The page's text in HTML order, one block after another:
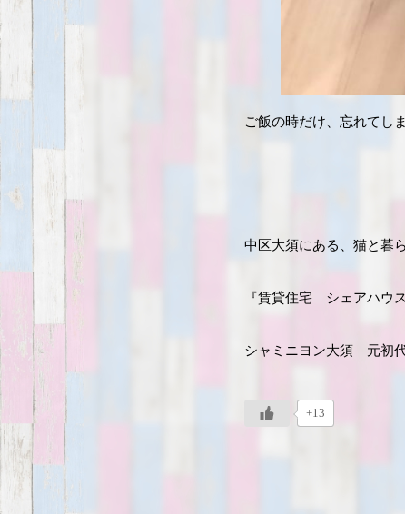
ご飯の時だけ、忘れてし
中区大須にある、猫と暮
『賃貸住宅 シェアハウス
シャミニヨン大須 元初
+13